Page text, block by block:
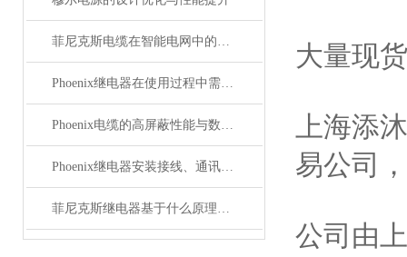
菲尼克斯电缆在智能电网中的应用
Phoenix继电器在使用过程中需要注意哪些事项？
Phoenix电缆的高屏蔽性能与数据传输优势
Phoenix继电器安装接线、通讯集成与故障诊断指南
菲尼克斯继电器基于什么原理工作？
大量现
上海添
易公司
公司由